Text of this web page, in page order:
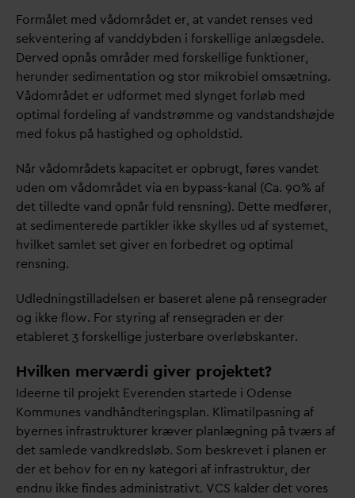
Formålet med vådområdet er, at vandet renses ved
sekventering af vanddybden i forskellige anlægsdele.
Derved opnås områder med forskellige funktioner,
herunder sedimentation og stor mikrobiel omsætning.
Vådområdet er udformet med slynget forløb med
optimal fordeling af vandstrømme og vandstandshøjde
med fokus på hastighed og opholdstid.
Når vådområdets kapacitet er opbrugt, føres vandet
uden om vådområdet via en bypass-kanal (Ca. 90% af
det tilledte vand opnår fuld rensning). Dette medfører,
at sedimenterede partikler ikke skylles ud af systemet,
hvilket samlet set giver en forbedret og optimal
rensning.
Udledningstilladelsen er baseret alene på rensegrader
og ikke flow. For styring af rensegraden er der
etableret 3 forskellige justerbare overløbskanter.
Hvilken merværdi giver projektet?
Ideerne til projekt Everenden startede i Odense
Kommunes vandhåndteringsplan. Klimatilpasning af
byernes infrastrukturer kræver planlægning på tværs af
det samlede vandkredsløb. Som beskrevet i planen er
der et behov for en ny kategori af infrastruktur, der
endnu ikke findes administrativt. VCS kalder det vores